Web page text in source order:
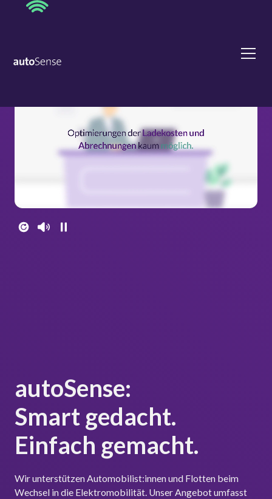
autoSense:
Smart gedacht.
Einfach gemacht.
Wir unterstützen Automobilist:innen und Flotten beim
Wechsel in die Elektromobilität. Unser Angebot umfasst